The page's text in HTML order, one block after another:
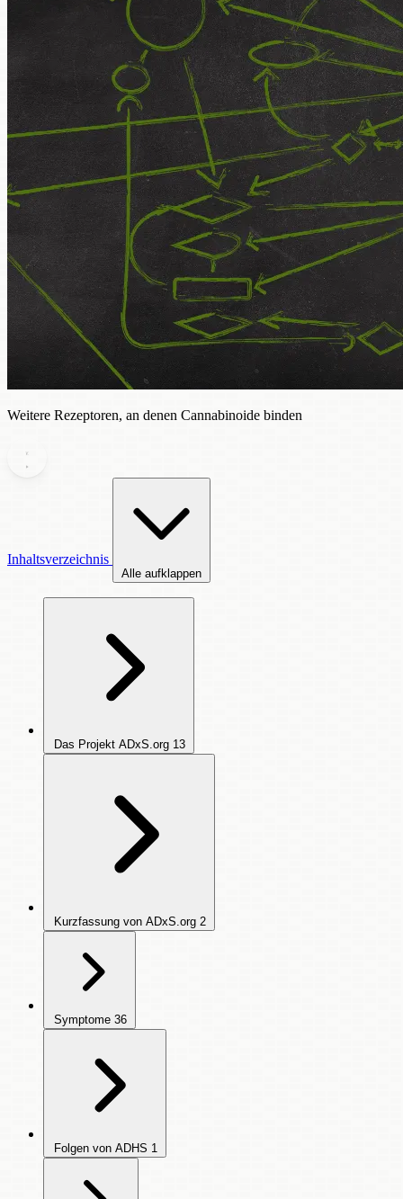
Weitere Rezeptoren, an denen Cannabinoide binden
Inhaltsverzeichnis
Alle aufklappen
Das Projekt ADxS.org 13
Kurzfassung von ADxS.org 2
Symptome 36
Folgen von ADHS 1